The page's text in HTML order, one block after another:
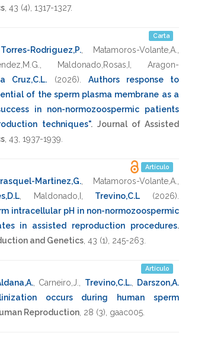
43 (4), 1317-1327.
Carta
Torres-Rodriguez,P. Matamoros-Volante,A.
Maldonado,Rosas,I
Aragon-
Cruz,C.L. (2026)
Authors response to
of the sperm plasma membrane as a
in non-normozoospermic patients
techniques". Journal of Assisted
43 1937-1939
Artículo
Martinez,G. Matamoros-Volante,A.
, Maldonado,I Trevino,C.L (2026)
intracellular pH in non-normozoospermic
in assisted reproduction procedures.
and Genetics 43 (1), 245-263
Artículo
, Carneiro,J. Trevino,C.L.,
Darszon,A.
occurs during human sperm
Reproduction 28 (3), gaac005